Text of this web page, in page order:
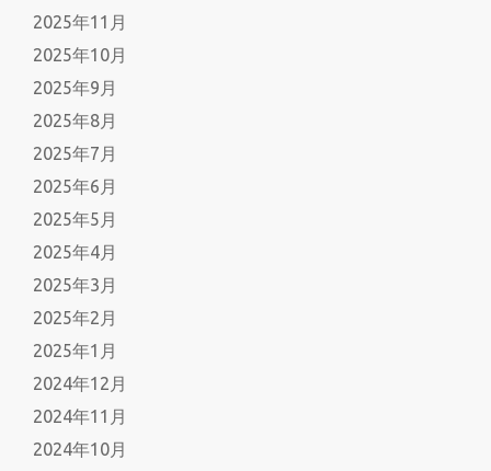
2025年11月
2025年10月
2025年9月
2025年8月
2025年7月
2025年6月
2025年5月
2025年4月
2025年3月
2025年2月
2025年1月
2024年12月
2024年11月
2024年10月